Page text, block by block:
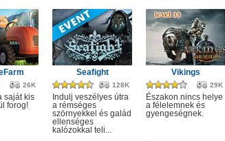
26K
saját kis
forog!
Seafight
128K
Indulj veszélyes útra
a rémséges
szörnyekkel és galád
ellenséges
kalózokkal teli...
Vikings
29K
Északon nincs helye
a félelemnek és
gyengeségnek.